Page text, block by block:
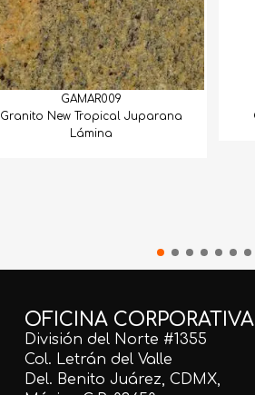
GAMAR009
Granito New Tropical Juparana
Lámina
OFICINA CORPORATIVA
División del Norte #1355
Col. Letrán del Valle
Del. Benito Juárez, CDMX,